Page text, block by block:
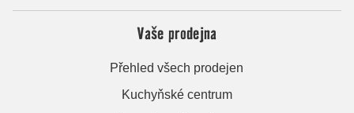
Vaše prodejna
Přehled všech prodejen
Kuchyňské centrum